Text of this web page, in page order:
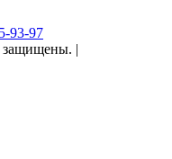
93-97
|